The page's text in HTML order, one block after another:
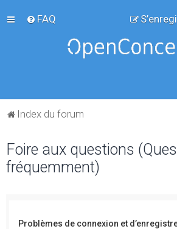
FAQ
Index du forum
Foire aux questions
fréquemment)
Problèmes de connexion et